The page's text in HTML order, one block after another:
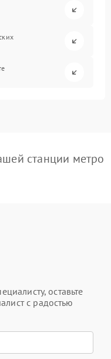
станции метро
оставьте
с радостью